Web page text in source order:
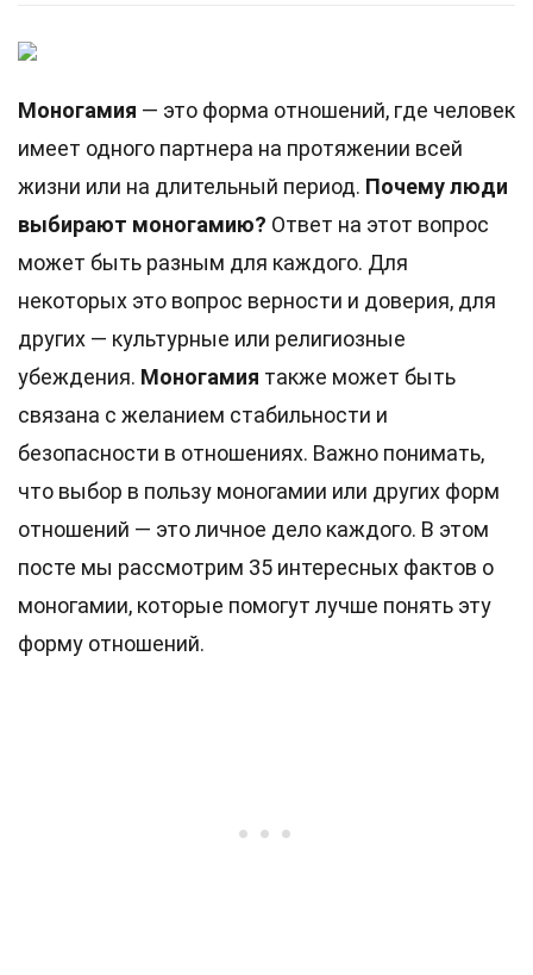
Моногамия — это форма отношений, где человек
имеет одного партнера на протяжении всей
жизни или на длительный период. Почему люди
выбирают моногамию? Ответ на этот вопрос
может быть разным для каждого. Для
некоторых это вопрос верности и доверия, для
других — культурные или религиозные
убеждения. Моногамия также может быть
связана с желанием стабильности и
безопасности в отношениях. Важно понимать,
что выбор в пользу моногамии или других форм
отношений — это личное дело каждого. В этом
посте мы рассмотрим 35 интересных фактов о
моногамии, которые помогут лучше понять эту
форму отношений.